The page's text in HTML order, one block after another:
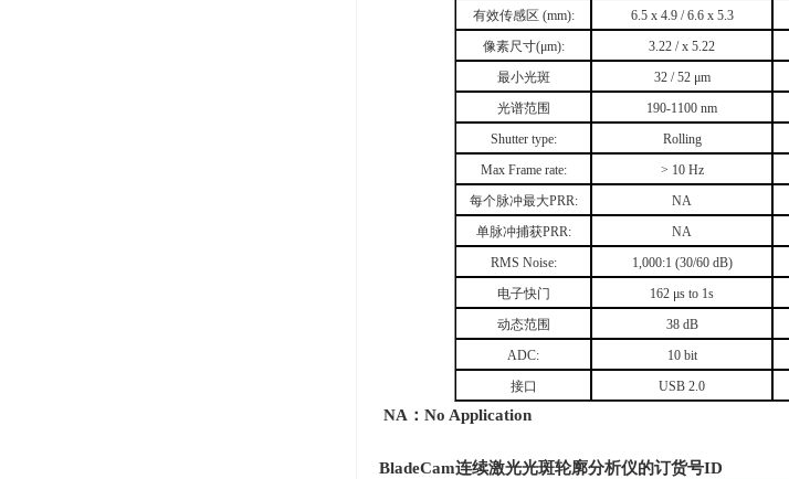
有效传感区(mm): 6.5 x 4.9 / 6.6 x 5.3
像素尺寸(μm): 3.22 / x 5.22
最小光斑
32 / 52 μm
光谱范围
190-1100 nm
Shutter type:
Rolling
Max Frame rate:
> 10 Hz
每个脉冲最大PRR: NA
单脉冲捕获PRR: NA
RMS Noise:
1,000:1 (30/60 dB)
电子快门
162 μs to 1s
动态范围
38 dB
ADC:
10 bit
接口
USB 2.0
NA ： No Application
BladeCam连续激光光斑轮廓分析仪的订货号ID